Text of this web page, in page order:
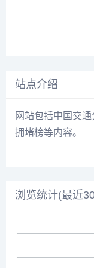
站点介绍
网站包括中国交
拥堵榜等内容。
浏览统计(最近